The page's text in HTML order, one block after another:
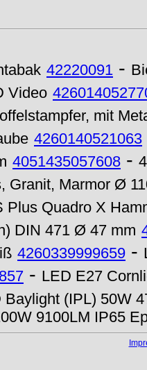
42220091 -
Video
mit
4260140521063
4051435057608 -
Granit, Marmor Ø
Plus Quadro X
DIN 471 Ø 47 mm
4260339999659 -
- LED E27
Baylight (IPL) 50W
9100LM IP65